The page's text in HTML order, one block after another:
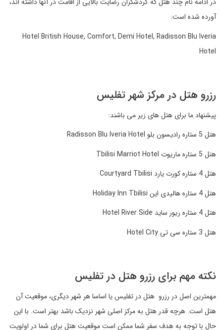
آورده شده است:
Hotel British House, Comfort, Demi Hotel, Radisson Blu Iveria
Hotel
رزرو هتل در مرکز شهر تفلیس
پیشنهاد ما برای هتل های زیر می باشند:
هتل 5 ستاره رادیسون بلو Radisson Blu Iveria Hotel
هتل 5 ستاره ماریوت Tbilisi Marriot Hotel
هتل 4 ستاره کورت یارد Courtyard Tbilisi
هتل 4 ستاره هالیدی این Holiday Inn Tbilisi
هتل 4 ستاره ریور ساید Hotel River Side
هتل 3 ستاره سی تی Hotel City
نکته مهم برای رزرو هتل در تفلیس
مهمترین اصل در رزرو هتل در تفلیس یا اساسا هر شهر دیگری، موقعیت آن
هتل است. هرچه قدر هتل به مرکز اصلی شهر نزدیک باشد بهتر است. با این
حال با توجه به هدف سفر شما ممکن است موقعیت هتل برای شما در اولویت